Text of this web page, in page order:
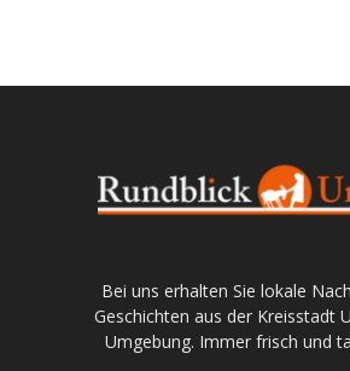
Bei uns erhalten Sie lokale
Geschichten aus der Kreisstadt
Umgebung. Immer frisch und